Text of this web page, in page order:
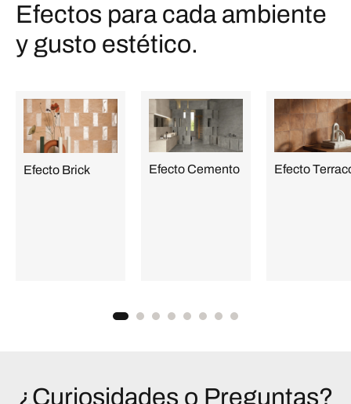
Efectos para cada ambiente
y gusto estético.
Efecto Brick Efecto Cemento Efecto
¿Curiosidades o Preguntas?